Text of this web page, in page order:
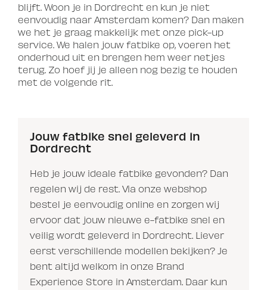
blijft. Woon je in Dordrecht en kun je niet
eenvoudig naar Amsterdam komen? Dan maken
we het je graag makkelijk met onze pick-up
service. We halen jouw fatbike op, voeren het
onderhoud uit en brengen hem weer netjes
terug. Zo hoef jij je alleen nog bezig te houden
met de volgende rit.
Jouw fatbike snel geleverd in
Dordrecht
Heb je jouw ideale fatbike gevonden? Dan
regelen wij de rest. Via onze webshop
bestel je eenvoudig online en zorgen wij
ervoor dat jouw nieuwe e-fatbike snel en
veilig wordt geleverd in Dordrecht. Liever
eerst verschillende modellen bekijken? Je
bent altijd welkom in onze Brand
Experience Store in Amsterdam. Daar kun